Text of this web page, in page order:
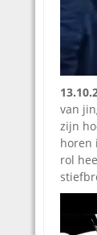
van
zijn
horen
rol